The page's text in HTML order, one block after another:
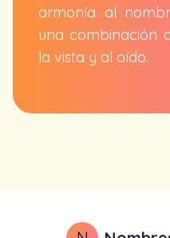
armonía al
una combinación
la vista y al oído.